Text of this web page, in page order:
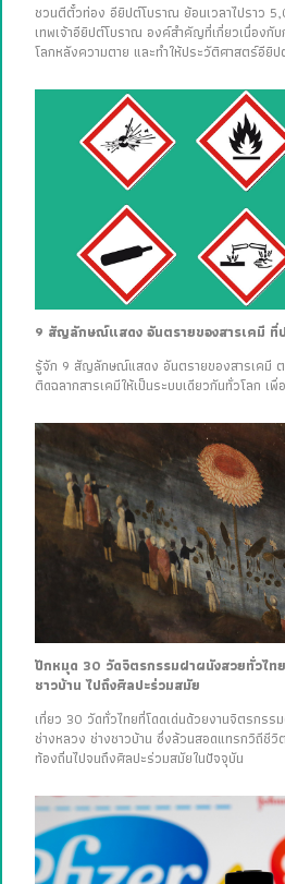
ชวนตีตั๋วท่อง อียิปต์โบราณ ย้อนเวลาไปราว
เทพเจ้าอียิปต์โบราณ องค์สำคัญที่เกี่ยวเนื่องกั
โลกหลังความตาย และทำให้ประวัติศาสตร์อียิ
9 สัญลักษณ์แสดง อันตรายของสารเคมี ที่
รู้จัก 9 สัญลักษณ์แสดง อันตรายของสารเคมี ต
ติดฉลากสารเคมีให้เป็นระบบเดียวกันทั่วโลก เ
ปักหมุด 30 วัดจิตรกรรมฝาผนังสวยทั่วไท
ชาวบ้าน ไปถึงศิลปะร่วมสมัย
เที่ยว 30 วัดทั่วไทยที่โดดเด่นด้วยงานจิตรกรร
ช่างหลวง ช่างชาวบ้าน ซึ่งล้วนสอดแทรกวิถีชีวิ
ท้องถิ่นไปจนถึงศิลปะร่วมสมัยในปัจจุบัน